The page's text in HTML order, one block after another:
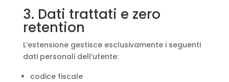
3. Dati trattati e zero
retention
L’estensione gestisce esclusivamente i seguenti
dati personali dell’utente:
codice fiscale